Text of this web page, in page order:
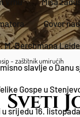
Govor
M. Berchmana
slavlje o Danu
Gospe u
srijedu 16. listopada
- zaštitnik umirućih
Sveti